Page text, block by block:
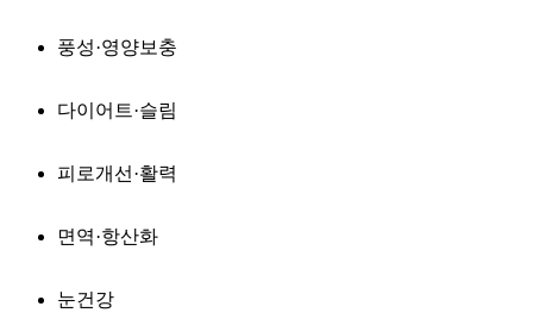
풍성·영양보충
다이어트·슬림
피로개선·활력
면역·항산화
눈건강